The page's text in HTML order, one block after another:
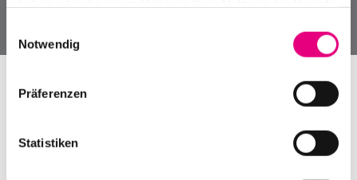
Notwendig
Präferenzen
Statistiken